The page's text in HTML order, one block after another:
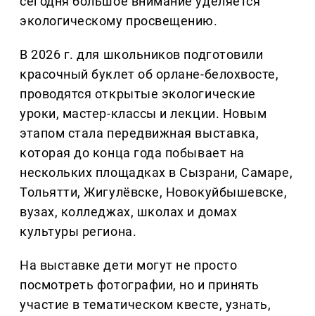
экологическому просвещению.
В 2026 г. для школьников подготовили
красочный буклет об орлане-белохвосте,
проводятся открытые экологические
уроки, мастер-классы и лекции. Новым
этапом стала передвижная выставка,
которая до конца года побывает на
нескольких площадках в Сызрани, Самаре,
Тольятти, Жигулёвске, Новокуйбышевске,
вузах, колледжах, школах и домах
культуры региона.
На выставке дети могут не просто
посмотреть фотографии, но и принять
участие в тематическом квесте, узнать,